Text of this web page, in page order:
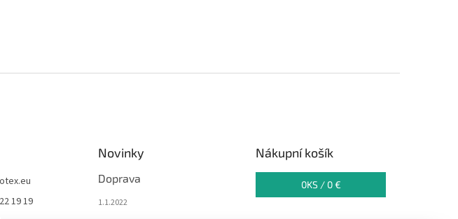
19 19
Novinky
Doprava
1.1.2022
Nákupní košík
0KS / 0 €